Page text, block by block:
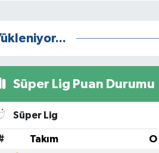
Süper Lig Puan Durumu
Süper Lig
Takım O